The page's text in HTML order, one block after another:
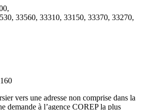
33560, 33310, 33150, 33370, 33270,
vers une adresse non comprise dans la
demande à l’agence COREP la plus